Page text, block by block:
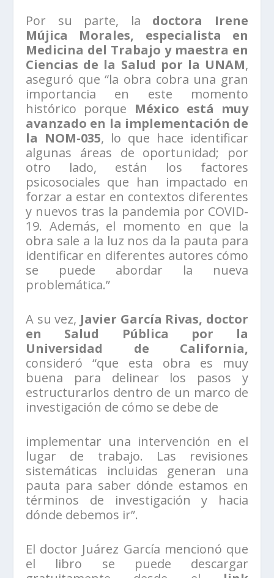
Por su parte, la doctora Irene
Mújica Morales, especialista en
Medicina del Trabajo y maestra en
Ciencias de la Salud por la UNAM,
aseguró que “la obra cobra una gran
importancia en este momento
histórico porque México está muy
avanzado en la implementación de
la NOM-035, lo que hace identificar
algunas áreas de oportunidad; por
otro lado, están los factores
psicosociales que han impactado en
forzar a estar en contextos diferentes
y nuevos tras la pandemia por COVID-
19. Además, el momento en que la
obra sale a la luz nos da la pauta para
identificar en diferentes autores cómo
se puede abordar la nueva
problemática.”
A su vez, Javier García Rivas, doctor
en Salud Pública por la
Universidad de California,
consideró “que esta obra es muy
buena para delinear los pasos y
estructurarlos dentro de un marco de
investigación de cómo se debe de
implementar una intervención en el
lugar de trabajo. Las revisiones
sistemáticas incluidas generan una
pauta para saber dónde estamos en
términos de investigación y hacia
dónde debemos ir”.
El doctor Juárez García mencionó que
el libro se puede descargar